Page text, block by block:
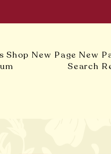
Shop New Page New
um Search